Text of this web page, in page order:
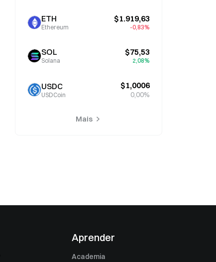
ETH
Ethereum
$1.919,63
-0,83%
SOL
Solana
$75,53
2,08%
USDC
USDCoin
$1,0006
0,00%
Mais
Aprender
Academia